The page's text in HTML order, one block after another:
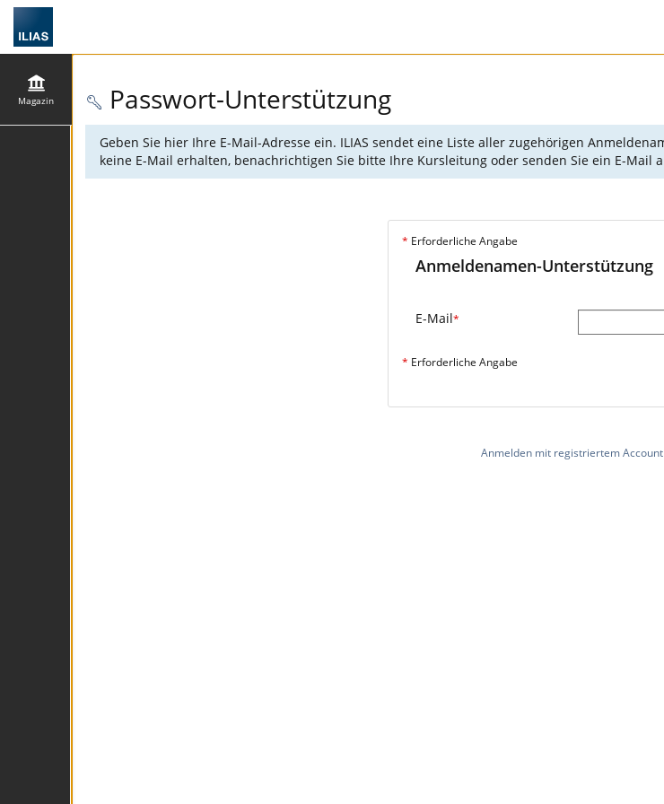
Magazin Passwort-Unterstützung
Geben Sie hier Ihre E-Mail-Adresse ein. ILIAS sendet eine Liste aller zugehörigen
keine E-Mail erhalten, benachrichtigen Sie bitte Ihre Kursleitung oder senden Sie ein E-Mail
* Erforderliche Angabe
Anmeldenamen-Unterstützung
E-Mail*
* Erforderliche Angabe
Anmelden mit registriertem Account